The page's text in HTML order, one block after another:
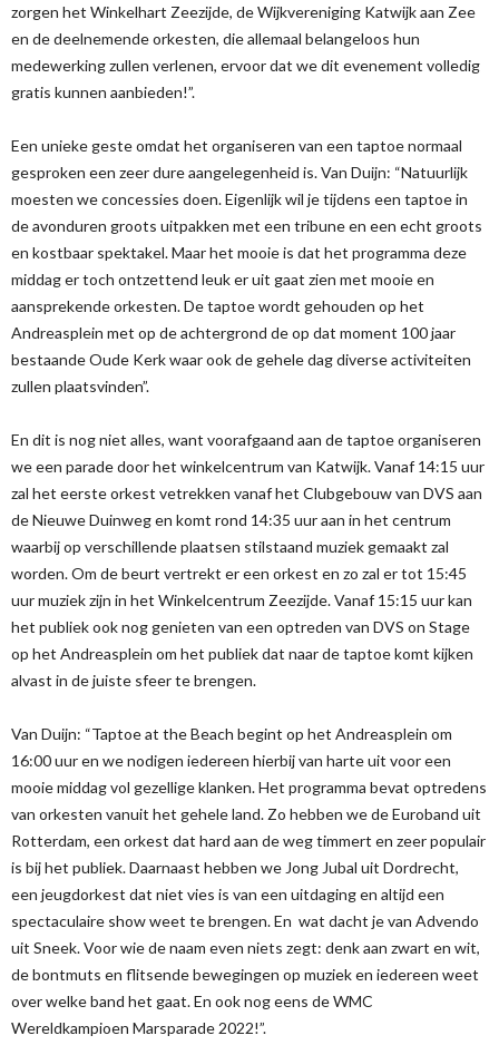
zorgen het Winkelhart Zeezijde, de Wijkvereniging Katwijk aan Zee
en de deelnemende orkesten, die allemaal belangeloos hun
medewerking zullen verlenen, ervoor dat we dit evenement volledig
gratis kunnen aanbieden!”.
Een unieke geste omdat het organiseren van een taptoe normaal
gesproken een zeer dure aangelegenheid is. Van Duijn: “Natuurlijk
moesten we concessies doen. Eigenlijk wil je tijdens een taptoe in
de avonduren groots uitpakken met een tribune en een echt groots
en kostbaar spektakel. Maar het mooie is dat het programma deze
middag er toch ontzettend leuk er uit gaat zien met mooie en
aansprekende orkesten. De taptoe wordt gehouden op het
Andreasplein met op de achtergrond de op dat moment 100 jaar
bestaande Oude Kerk waar ook de gehele dag diverse activiteiten
zullen plaatsvinden”.
En dit is nog niet alles, want voorafgaand aan de taptoe organiseren
we een parade door het winkelcentrum van Katwijk. Vanaf 14:15 uur
zal het eerste orkest vetrekken vanaf het Clubgebouw van DVS aan
de Nieuwe Duinweg en komt rond 14:35 uur aan in het centrum
waarbij op verschillende plaatsen stilstaand muziek gemaakt zal
worden. Om de beurt vertrekt er een orkest en zo zal er tot 15:45
uur muziek zijn in het Winkelcentrum Zeezijde. Vanaf 15:15 uur kan
het publiek ook nog genieten van een optreden van DVS on Stage
op het Andreasplein om het publiek dat naar de taptoe komt kijken
alvast in de juiste sfeer te brengen.
Van Duijn: “Taptoe at the Beach begint op het Andreasplein om
16:00 uur en we nodigen iedereen hierbij van harte uit voor een
mooie middag vol gezellige klanken. Het programma bevat optredens
van orkesten vanuit het gehele land. Zo hebben we de Euroband uit
Rotterdam, een orkest dat hard aan de weg timmert en zeer populair
is bij het publiek. Daarnaast hebben we Jong Jubal uit Dordrecht,
een jeugdorkest dat niet vies is van een uitdaging en altijd een
spectaculaire show weet te brengen. En wat dacht je van Advendo
uit Sneek. Voor wie de naam even niets zegt: denk aan zwart en wit,
de bontmuts en flitsende bewegingen op muziek en iedereen weet
over welke band het gaat. En ook nog eens de WMC
Wereldkampioen Marsparade 2022!”.